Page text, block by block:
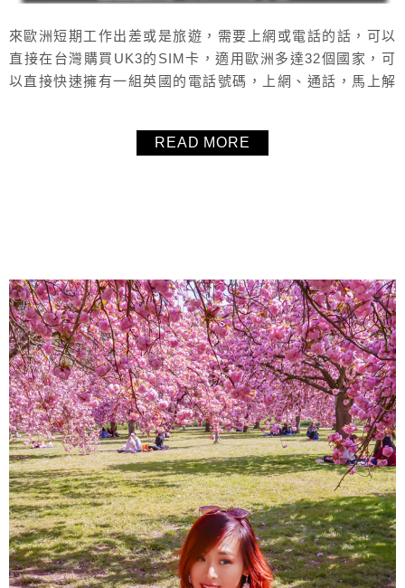
來歐洲短期工作出差或是旅遊，需要上網或電話的話，可以
直接在台灣購買UK3的SIM卡，適用歐洲多達32個國家，可
以直接快速擁有一組英國的電話號碼，上網、通話，馬上解
值，加值完等一下馬上就可以使用了，真的很方便！
READ MORE
About